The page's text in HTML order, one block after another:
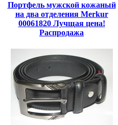
Портфель мужской кожаный
на два отделения Merkur
00061820 Лучщая цена!
Распродажа